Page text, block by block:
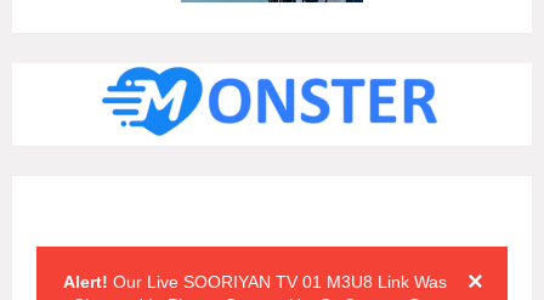
×
Alert! Our Live SOORIYAN TV 01 M3U8 Link Was